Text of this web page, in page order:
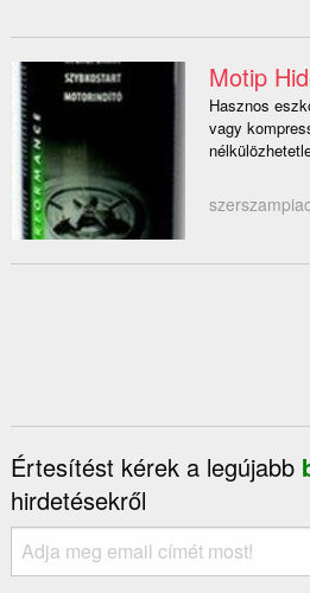
Motip
Hasznos
vagy
Értesítést kérek a legújabb
hirdetésekről